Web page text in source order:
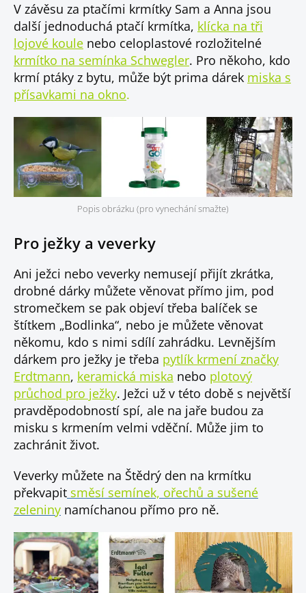
V závěsu za ptačími krmítky Sam a Anna jsou
další jednoduchá ptačí krmítka, klícka na tři
lojové koule nebo celoplastové rozložitelné
krmítko na semínka Schwegler. Pro někoho, kdo
krmí ptáky z bytu, může být prima dárek miska s
přísavkami na okno.
Popis obrázku (pro vynechání smažte)
Pro ježky a veverky
Ani ježci nebo veverky nemusejí přijít zkrátka,
drobné dárky můžete věnovat přímo jim, pod
stromečkem se pak objeví třeba balíček se
štítkem „Bodlinka“, nebo je můžete věnovat
někomu, kdo s nimi sdílí zahrádku. Levnějším
dárkem pro ježky je třeba pytlík krmení značky
Erdtmann, keramická miska nebo plotový
průchod pro ježky. Ježci už v této době s největší
pravděpodobností spí, ale na jaře budou za
misku s krmením velmi vděční. Může jim to
zachránit život.
Veverky můžete na Štědrý den na krmítku
překvapit směsí semínek, ořechů a sušené
zeleniny namíchanou přímo pro ně.